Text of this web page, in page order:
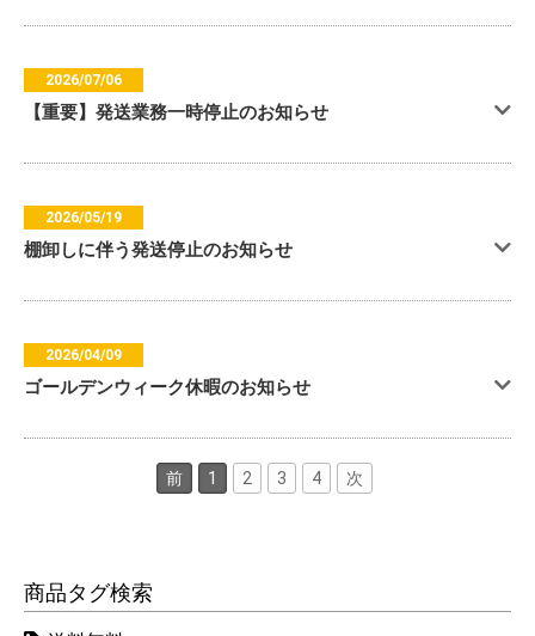
2026/07/06
【重要】発送業務一時停止のお知らせ
2026/05/19
棚卸しに伴う発送停止のお知らせ
2026/04/09
ゴールデンウィーク休暇のお知らせ
前 1 2 3 4 次
商品タグ検索